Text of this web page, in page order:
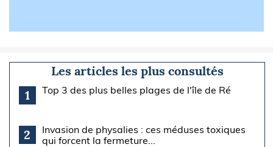
Les articles les plus consultés
1
Top 3 des plus belles plages de l'île de Ré
2
Invasion de physalies : ces méduses toxiques
qui forcent la fermeture...